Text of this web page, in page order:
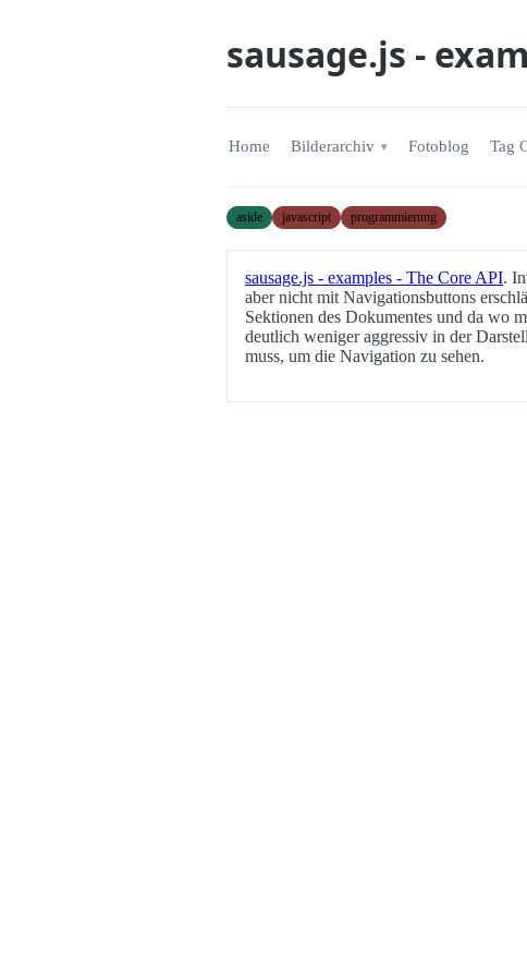
sausage.js -
Home Bilderarchiv Fotoblog Tag
aside javascript programmierung
sausage.js - examples - The Core API.
aber nicht mit Navigationsbuttons
Sektionen des Dokumentes und da wo
deutlich weniger aggressiv in der
muss, um die Navigation zu sehen.